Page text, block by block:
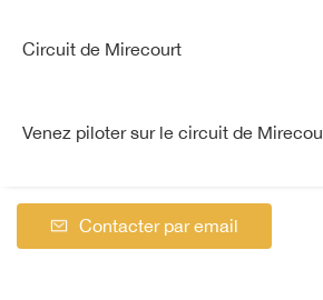
Circuit de Mirecourt
Venez piloter sur le circuit de
Contacter par email